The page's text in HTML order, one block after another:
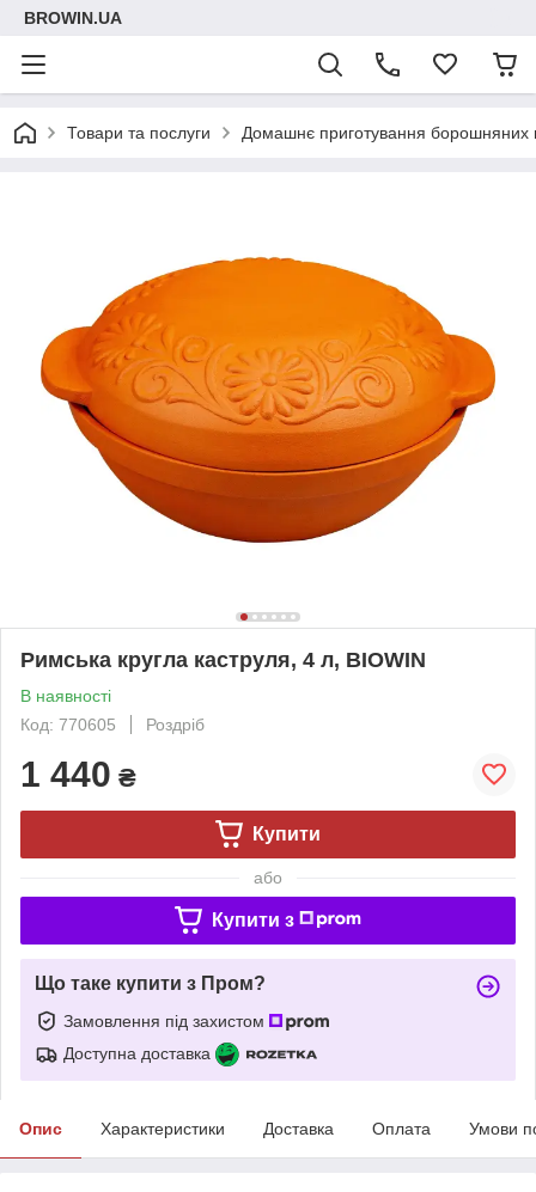
BROWIN.UA
Товари та послуги Домашнє приготування борошняних
Римська кругла каструля, 4 л, BIOWIN
В наявності
Код: 770605
Роздріб
1 440 ₴
Купити
або
Купити з
Що таке купити з Пром?
Замовлення під захистом
Доступна доставка
Опис Характеристики Доставка Оплата Умови